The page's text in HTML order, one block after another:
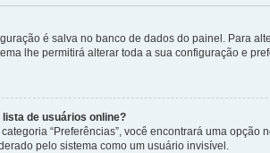
é salva no banco de dados do painel. Para
lhe permitirá alterar toda a sua configuração e
de usuários online?
“Preferências”, você encontrará uma opção
pelo sistema como um usuário invisível.